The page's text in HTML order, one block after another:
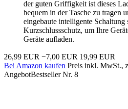
der guten Griffigkeit ist dieses
bequem in der Tasche zu tragen
eingebaute intelligente
Kurzschlussschutz, um Ihre
Geräte aufladen.
26,99 EUR −7,00 EUR 19,99 EUR
Bei Amazon kaufen Preis inkl. MwSt.,
AngebotBestseller Nr. 8